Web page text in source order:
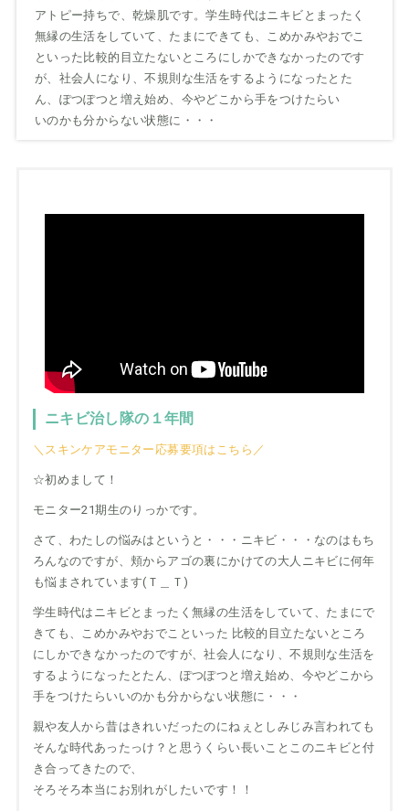
アトピー持ちで、乾燥肌です。学生時代はニキビとまったく
無縁の生活をしていて、たまにできても、こめかみやおでこ
といった比較的目立たないところにしかできなかったのです
が、社会人になり、不規則な生活をするようになったとた
ん、ぽつぽつと増え始め、今やどこから手をつけたらい
いのかも分からない状態に・・・
ニキビ治し隊の１年間
＼スキンケアモニター応募要項はこちら／
☆初めまして！
モニター21期生のりっかです。
さて、わたしの悩みはというと・・・ニキビ・・・なのはもち
ろんなのですが、頬からアゴの裏にかけての大人ニキビに何年
も悩まされています(Ｔ＿Ｔ)
学生時代はニキビとまったく無縁の生活をしていて、たまにで
きても、こめかみやおでこといった 比較的目立たないところ
にしかできなかったのですが、社会人になり、不規則な生活を
するようになったとたん、ぽつぽつと増え始め、今やどこから
手をつけたらいいのかも分からない状態に・・・
親や友人から昔はきれいだったのにねぇとしみじみ言われても
そんな時代あったっけ？と思うくらい長いことこのニキビと付
き合ってきたので、
そろそろ本当にお別れがしたいです！！